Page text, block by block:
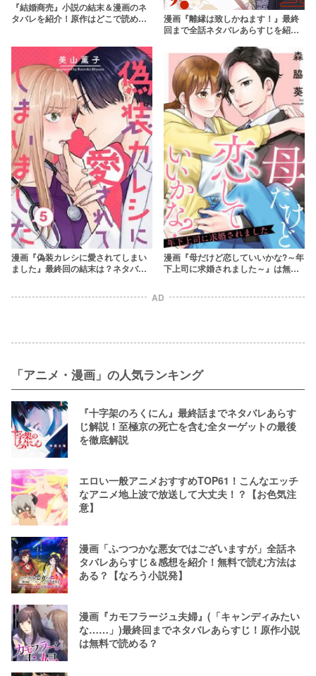
『結婚商売』小説の結末＆漫画のネ
タバレを紹介！原作はどこで読め
漫画『離縁は致しかねます！』最終
回まで全話ネタバレあらすじを紹
む方法も調査
漫画『偽装カレシに愛されてしまい
ました』最終回の結末は？ネタバレ
漫画『母だけど恋していいかな?～年
下上司に求婚されました～』は無料
AD
「アニメ・漫画」の人気ランキング
『十字架のろくにん』最終話までネタバレあらす
じ解説！至極京の死亡を含む全ターゲットの最後
を徹底解説
エロい一般アニメおすすめTOP61！こんなエッチ
なアニメ地上波で放送して大丈夫！？【お色気注
意】
漫画「ふつつかな悪女ではございますが」全話ネ
タバレあらすじ＆感想を紹介！無料で読む方法は
ある？【なろう小説発】
漫画『カモフラージュ夫婦』(「キャンディみたい
な……」)最終回までネタバレあらすじ！原作小説
は無料で読める？